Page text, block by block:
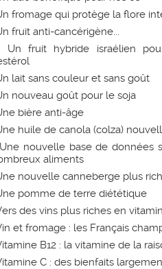
fromage qui protège la flore
fruit anti-cancérigène...
Un fruit hybride israélien
lait sans couleur et sans goût
nouveau goût pour le soja
bière anti-âge
huile de canola (colza)
Une nouvelle base de données
aliments
nouvelle canneberge plus
pomme de terre diététique
des vins plus riches en
et fromage : les Français
B12 : la vitamine de la
C : des bienfaits